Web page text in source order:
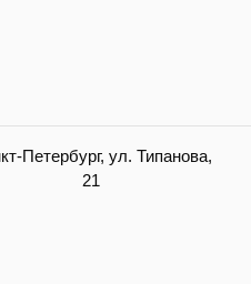
Петербург, ул. Типанова,
21